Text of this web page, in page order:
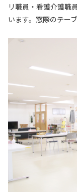
リ職員・看護介護職
います。窓際のテー